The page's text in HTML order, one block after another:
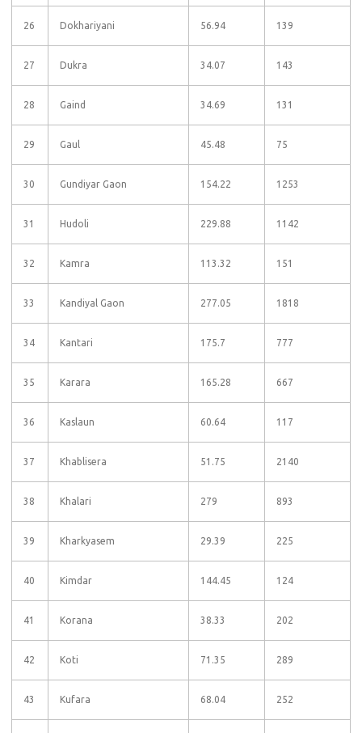
26 Dokhariyani 56.94 139
27 Dukra 34.07 143
28 Gaind 34.69 131
29 Gaul 45.48 75
30 Gundiyar Gaon 154.22 1253
31 Hudoli 229.88 1142
32 Kamra 113.32 151
33 Kandiyal Gaon 277.05 1818
34 Kantari 175.7 777
35 Karara 165.28 667
36 Kaslaun 60.64 117
37 Khablisera 51.75 2140
38 Khalari 279 893
39 Kharkyasem 29.39 225
40 Kimdar 144.45 124
41 Korana 38.33 202
42 Koti 71.35 289
43 Kufara 68.04 252